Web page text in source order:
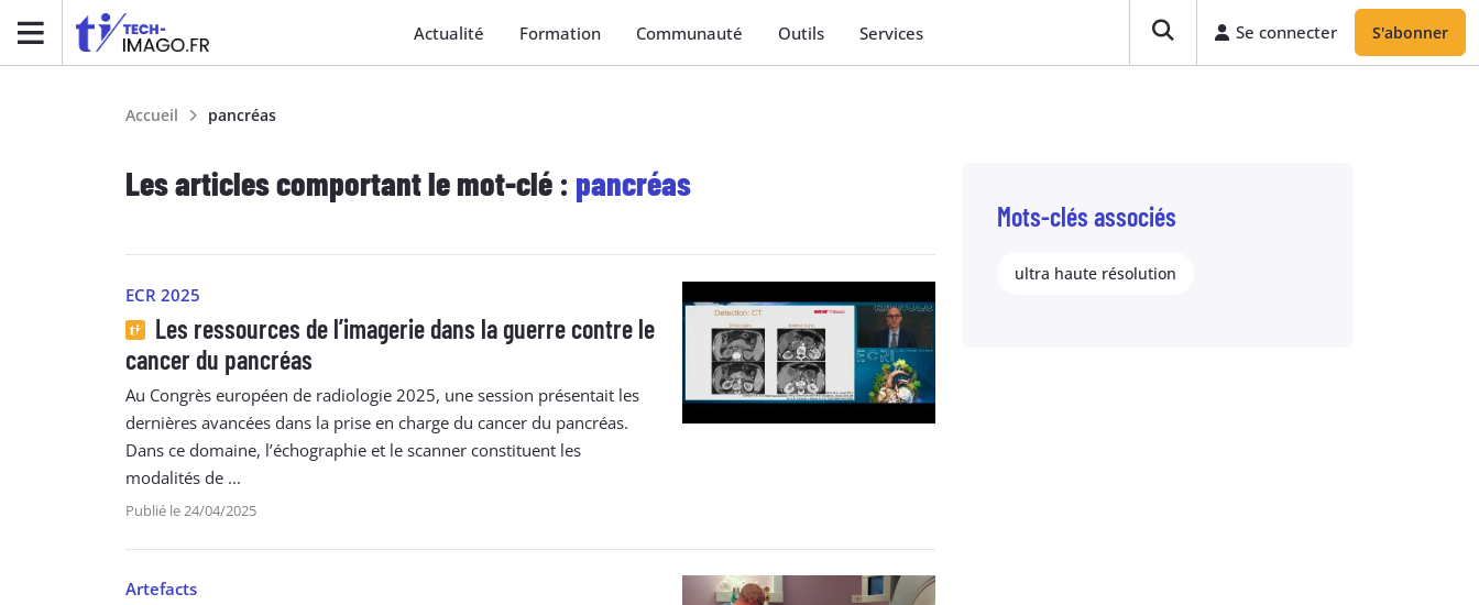
Actualité Formation Communauté Outils Services Se connecter S'abonner
Accueil pancréas
Les articles comportant le mot-clé : pancréas
ECR 2025
Les ressources de l’imagerie dans la guerre contre le
cancer du pancréas
Au Congrès européen de radiologie 2025, une session présentait les
dernières avancées dans la prise en charge du cancer du pancréas.
Dans ce domaine, l’échographie et le scanner constituent les
modalités de ...
Publié le 24/04/2025
Artefacts
Mots-clés associés
ultra haute résolution